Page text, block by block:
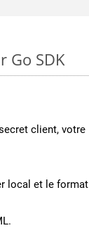
Go SDK
client, votre
local et le format